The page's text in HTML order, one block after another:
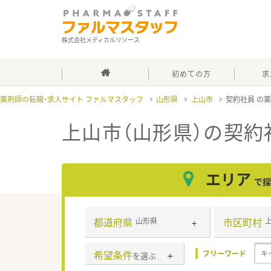
株式会社メディカルリソース
初めての方
薬剤師の転職・求人サイト ファルマスタッフ 山形県 上山市 契約社員
上山市（山形県）の契
エリア で
都道府県 山形県 市区町村
希望条件を選ぶ フリーワード